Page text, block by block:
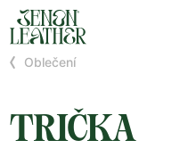
Oblečení
TRIČKA